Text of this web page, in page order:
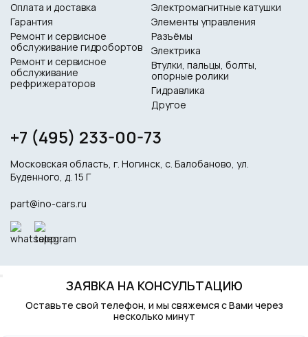
Оплата и доставка
Гарантия
Ремонт и сервисное
обслуживание гидробортов
Ремонт и сервисное
обслуживание
рефрижераторов
Электромагнитные катушки
Элементы управления
Разъёмы
Электрика
Втулки, пальцы, болты,
опорные ролики
Гидравлика
Другое
+7 (495) 233-00-73
Московская область, г. Ногинск, с. Балобаново, ул.
Буденного, д. 15 Г
part@ino-cars.ru
ЗАЯВКА НА КОНСУЛЬТАЦИЮ
Оставьте свой телефон, и мы свяжемся с Вами через
несколько минут